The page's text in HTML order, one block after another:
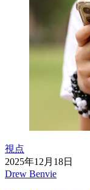
視点
2025年12月18日
Drew Benvie